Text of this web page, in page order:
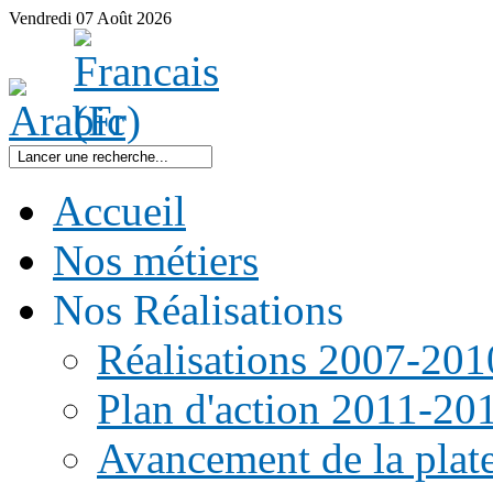
Vendredi 07 Août 2026
Accueil
Nos métiers
Nos Réalisations
Réalisations 2007-
Plan d'action 2011-
Avancement de la